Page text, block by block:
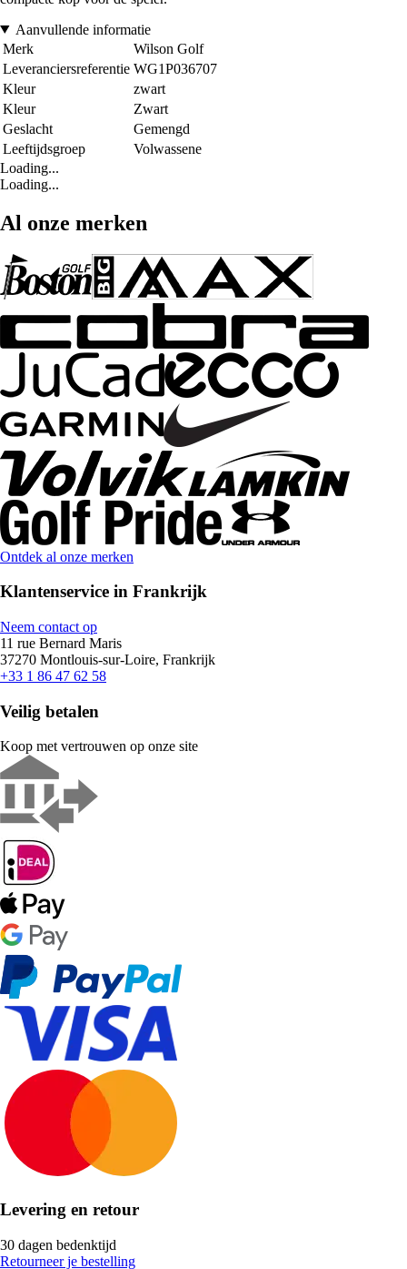
Aanvullende informatie
Merk
Wilson Golf
Leveranciersreferentie WG1P036707
Kleur
zwart
Kleur
Zwart
Geslacht
Gemengd
Leeftijdsgroep
Volwassene
Loading...
Loading...
Al onze merken
Ontdek al onze merken
Klantenservice in Frankrijk
Neem contact op
11 rue Bernard Maris
37270 Montlouis-sur-Loire, Frankrijk
+33 1 86 47 62 58
Veilig betalen
Koop met vertrouwen op onze site
Levering en retour
30 dagen bedenktijd
Retourneer je bestelling